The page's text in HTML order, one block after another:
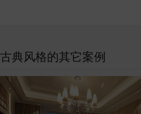
古典风格的其它案例